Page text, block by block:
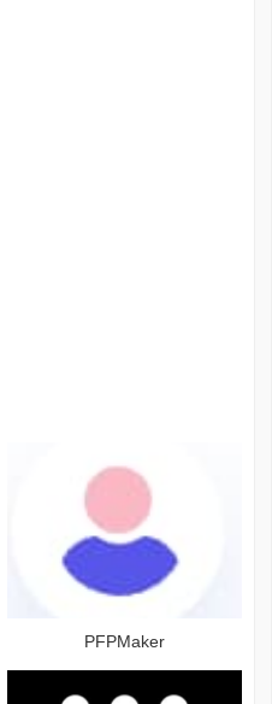
PFPMaker